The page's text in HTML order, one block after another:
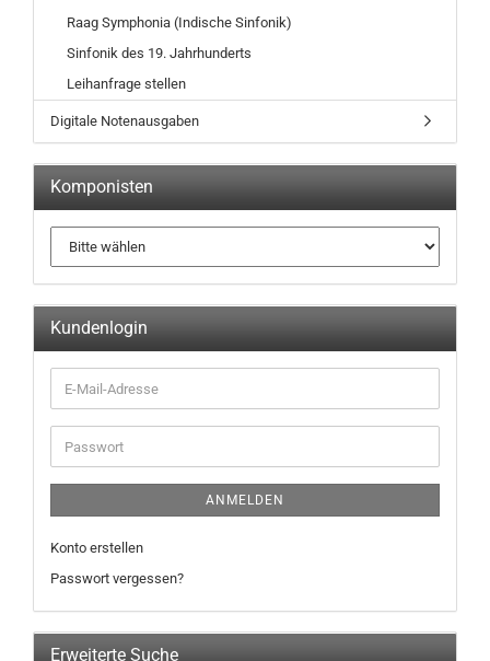
Raag Symphonia (Indische Sinfonik)
Sinfonik des 19. Jahrhunderts
Leihanfrage stellen
Digitale Notenausgaben
Komponisten
Kundenlogin
ANMELDEN
Konto erstellen
Passwort vergessen?
Erweiterte Suche